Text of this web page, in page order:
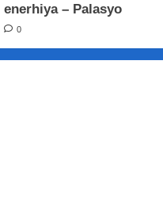
enerhiya – Palasyo
0